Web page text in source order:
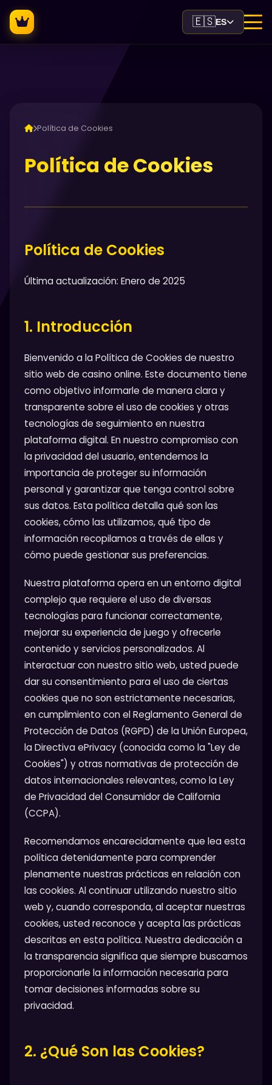
🇪🇸ES
Política de Cookies
Política de Cookies
Política de Cookies
Última actualización: Enero de 2025
1. Introducción
Bienvenido a la Política de Cookies de nuestro
sitio web de casino online. Este documento tiene
como objetivo informarle de manera clara y
transparente sobre el uso de cookies y otras
tecnologías de seguimiento en nuestra
plataforma digital. En nuestro compromiso con
la privacidad del usuario, entendemos la
importancia de proteger su información
personal y garantizar que tenga control sobre
sus datos. Esta política detalla qué son las
cookies, cómo las utilizamos, qué tipo de
información recopilamos a través de ellas y
cómo puede gestionar sus preferencias.
Nuestra plataforma opera en un entorno digital
complejo que requiere el uso de diversas
tecnologías para funcionar correctamente,
mejorar su experiencia de juego y ofrecerle
contenido y servicios personalizados. Al
interactuar con nuestro sitio web, usted puede
dar su consentimiento para el uso de ciertas
cookies que no son estrictamente necesarias,
en cumplimiento con el Reglamento General de
Protección de Datos (RGPD) de la Unión Europea,
la Directiva ePrivacy (conocida como la "Ley de
Cookies") y otras normativas de protección de
datos internacionales relevantes, como la Ley
de Privacidad del Consumidor de California
(CCPA).
Recomendamos encarecidamente que lea esta
política detenidamente para comprender
plenamente nuestras prácticas en relación con
las cookies. Al continuar utilizando nuestro sitio
web y, cuando corresponda, al aceptar nuestras
cookies, usted reconoce y acepta las prácticas
descritas en esta política. Nuestra dedicación a
la transparencia significa que siempre buscamos
proporcionarle la información necesaria para
tomar decisiones informadas sobre su
privacidad.
2. ¿Qué Son las Cookies?